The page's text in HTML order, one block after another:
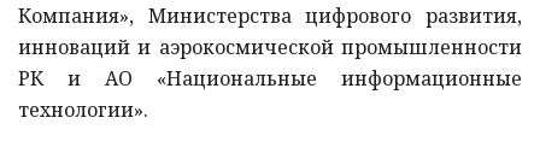
Компания», Министерства цифрового развития,
инноваций и аэрокосмической промышленности
РК и АО «Национальные информационные
технологии».